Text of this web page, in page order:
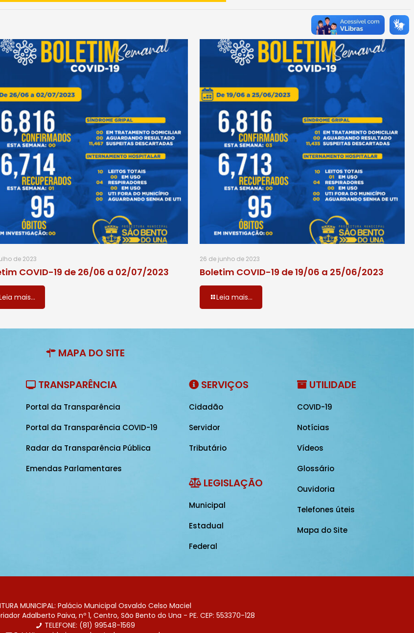
de 2023
COVID-19 de 26/06 a 02/07/2023
mais...
26 de junho de 2023
Boletim COVID-19 de 19/06 a 25/06/2023
Leia mais...
MAPA DO SITE
TRANSPARÊNCIA
Portal da Transparência
Portal da Transparência COVID-19
Radar da Transparência Pública
Emendas Parlamentares
SERVIÇOS
Cidadão
Servidor
Tributário
LEGISLAÇÃO
Municipal
Estadual
Federal
UTILIDADE
COVID-19
Notícias
Vídeos
Glossário
Ouvidoria
Telefones úteis
Mapa do Site
MUNICIPAL: Palácio Municipal Osvaldo Celso Maciel
Adalberto Paiva, nº 1, Centro, São Bento do Una - PE. CEP: 553370-128
TELEFONE: (81) 99548-1569